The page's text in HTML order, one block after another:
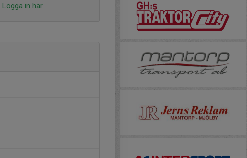
Logga in här